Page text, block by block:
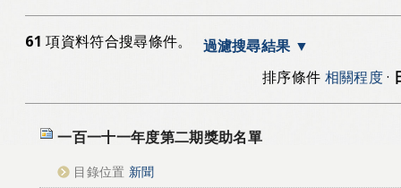
61 項資料符合搜尋條件。
過濾搜尋結果
排序條件 相關程度·
一百一十一年度第二期獎助名單
目錄位置 新聞